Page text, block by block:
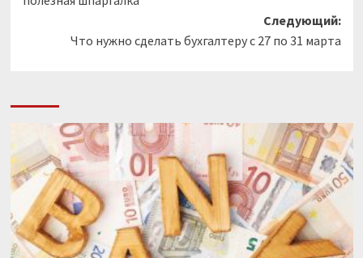
Следующий:
Что нужно сделать бухгалтеру с 27 по 31 марта